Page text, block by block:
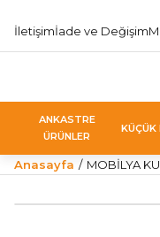
İletişimİade ve Değişim
ANKASTRE
ÜRÜNLER
KÜÇÜK
Anasayfa MOBİLYA